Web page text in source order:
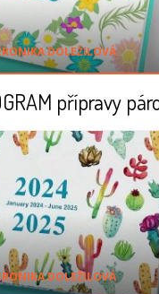
DOLEŽILOVÁ
DOLEŽILOVÁ